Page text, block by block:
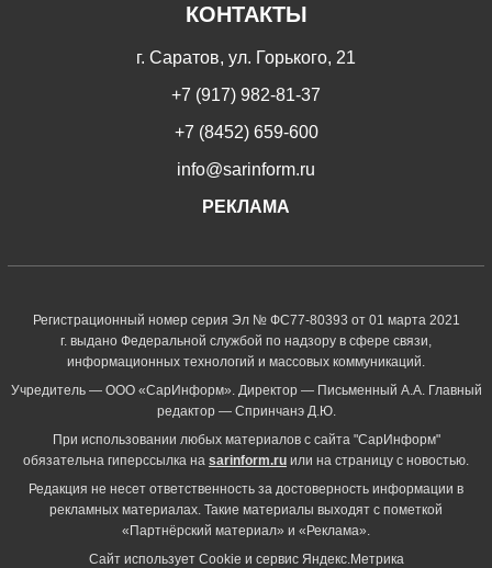
КОНТАКТЫ
г. Саратов, ул. Горького, 21
+7 (917) 982-81-37
+7 (8452) 659-600
info@sarinform.ru
РЕКЛАМА
Регистрационный номер серия Эл № ФС77-80393 от 01 марта 2021
г. выдано Федеральной службой по надзору в сфере связи,
информационных технологий и массовых коммуникаций.
Учредитель — ООО «СарИнформ». Директор — Письменный А.А. Главный
редактор — Спринчанэ Д.Ю.
При использовании любых материалов с сайта "СарИнформ"
обязательна гиперссылка на sarinform.ru или на страницу с новостью.
Редакция не несет ответственность за достоверность информации в
рекламных материалах. Такие материалы выходят с пометкой
«Партнёрский материал» и «Реклама».
Сайт использует Cookie и сервиc Яндекс.Метрика